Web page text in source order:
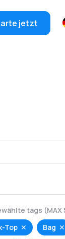
jetzt
tags (MAX
Top
Bag